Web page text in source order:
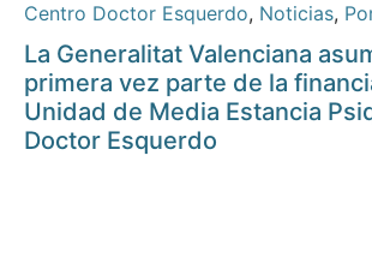
Centro Doctor Esquerdo, Noticias,
La Generalitat Valenciana
primera vez parte de la
Unidad de Media Estancia
Doctor Esquerdo